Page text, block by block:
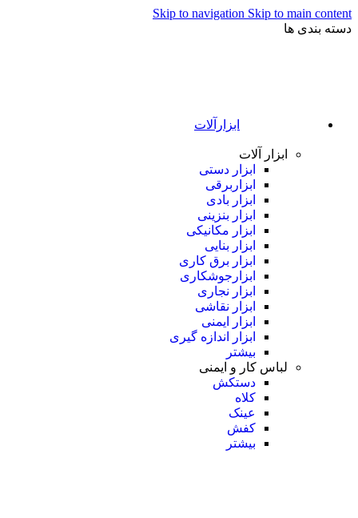
Skip to navigation Skip to main content
دسته بندی ها
ابزارآلات
ابزار آلات
ابزار دستی
ابزاربرقی
ابزار بادی
ابزار بنزینی
ابزار مکانیکی
ابزار بنایی
ابزار برق کاری
ابزارجوشکاری
ابزار نجاری
ابزار نقاشی
ابزار ایمنی
ابزار اندازه گیری
بیشتر
لباس کار و ایمنی
دستکش
کلاه
عینک
کفش
بیشتر